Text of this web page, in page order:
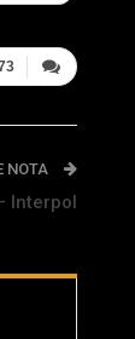
NOTA
Interpol